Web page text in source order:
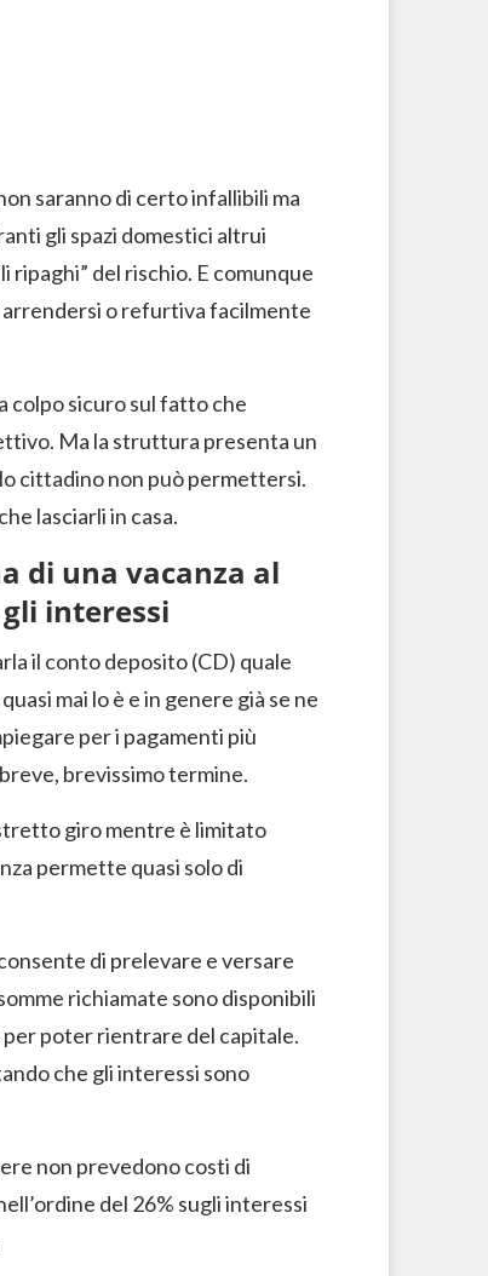
saranno di certo infallibili ma
gli spazi domestici altrui
del rischio. E comunque
arrendersi o refurtiva facilmente
colpo sicuro sul fatto che
Ma la struttura presenta un
cittadino non può permettersi.
lasciarli in casa.
di una vacanza al
interessi
il conto deposito (CD) quale
mai lo è e in genere già se ne
per i pagamenti più
brevissimo termine.
giro mentre è limitato
permette quasi solo di
di prelevare e versare
richiamate sono disponibili
per poter rientrare del capitale.
che gli interessi sono
non prevedono costi di
del 26% sugli interessi